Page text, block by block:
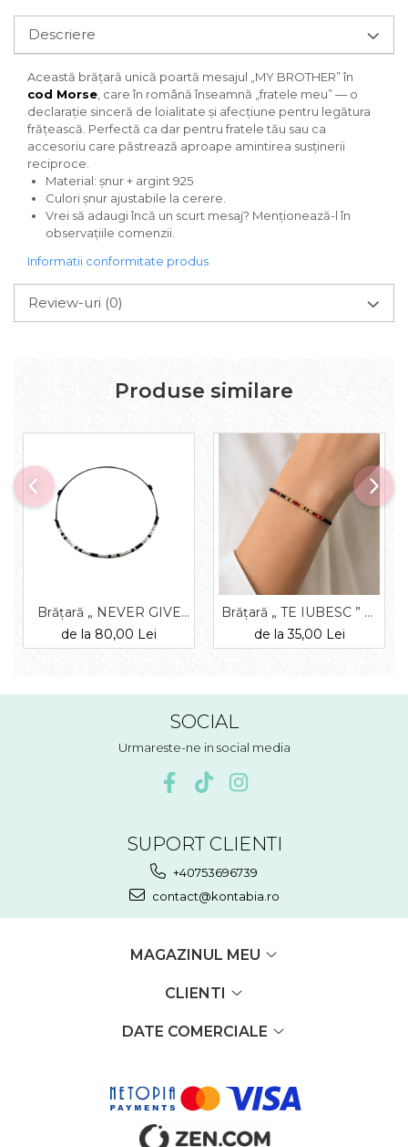
Descriere
Această brățară unică poartă mesajul „MY BROTHER” în
cod Morse , care în română înseamnă „fratele meu” — o
declarație sinceră de loialitate și afecțiune pentru legătura
frățească. Perfectă ca dar pentru fratele tău sau ca
accesoriu care păstrează aproape amintirea susținerii
reciproce.
Material: șnur + argint 925
Culori șnur ajustabile la cerere.
Vrei să adaugi încă un scurt mesaj? Menționează-l în
observațiile comenzii.
Informatii conformitate produs
Review-uri (0)
Produse similare
Brățară „ NEVER GIVE
UP ” — morse, diverse
materiale
de la 80,00 Lei
Brățară „ TE IUBESC ” —
morse, diverse materiale
de la 35,00 Lei
SOCIAL
Urmareste-ne in social media
SUPORT CLIENTI
+40753696739
contact@kontabia.ro
MAGAZINUL MEU
CLIENTI
DATE COMERCIALE